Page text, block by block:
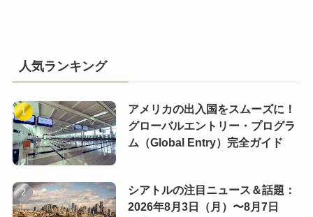
人気ランキング
アメリカの出入国をスムーズに！
グローバルエントリー・プログラ
ム（Global Entry）完全ガイド
シアトルの注目ニュース＆話題：
2026年8月3日（月）〜8月7日